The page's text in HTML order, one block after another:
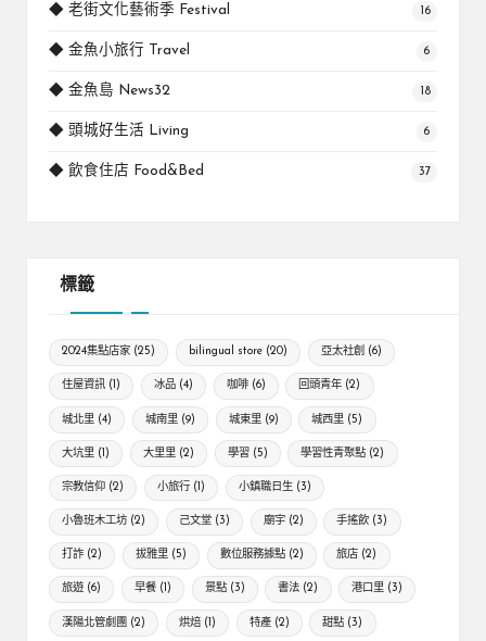
◆ 老街文化藝術季 Festival 16
◆ 金魚小旅行 Travel 6
◆ 金魚島 News32 18
◆ 頭城好生活 Living 6
◆ 飲食住店 Food&Bed 37
標籤
2024集點店家 (25) bilingual store(20) 亞太社創(6)
住屋資訊 (1) 冰品(4) 咖啡(6) 回頭青年 (2)
城北里 (4) 城南里(9) 城東里(9) 城西里 (5)
大坑里 (1) 大里里(2) 學習(5) 學習性青聚點 (2)
宗教信仰 (2) 小旅行(1) 小鎮職日生(3)
小魯班木工坊 (2) 己文堂(3) 廟宇(2) 手搖飲 (3)
打詐 (2) 拔雅里(5) 數位服務據點(2) 旅店 (2)
旅遊 (6) 早餐(1) 景點(3) 書法 (2) 港口里 (3)
漢陽北管劇團 (2) 烘焙(1) 特產(2) 甜點 (3)